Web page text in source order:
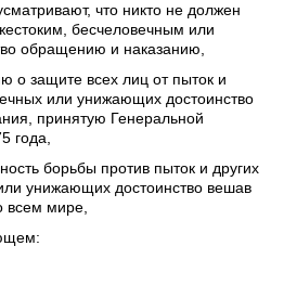
что никто не должен
бесчеловечным или
обращению и наказанию,
о защите всех лиц от пыток и
или унижающих достоинство
принятую Генеральной
года,
борьбы против пыток и других
унижающих достоинство вешав
всем мире,